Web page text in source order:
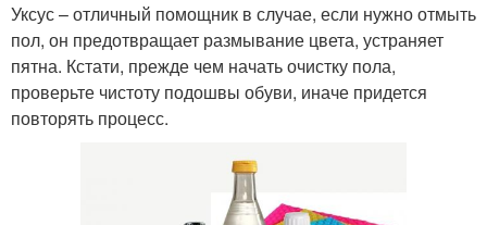
Уксус – отличный помощник в случае, если нужно отмыть
пол, он предотвращает размывание цвета, устраняет
пятна. Кстати, прежде чем начать очистку пола,
проверьте чистоту подошвы обуви, иначе придется
повторять процесс.